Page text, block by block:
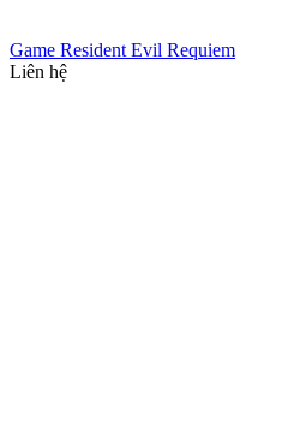
Game Resident Evil Requiem
Liên hệ